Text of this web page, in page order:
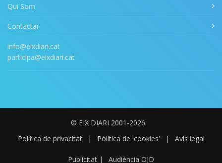
Qui Som
Contactar
info@eixdiari.cat
participa@eixdiari.cat
© EIX DIARI 2001-2026.
Política de privacitat
| Pólitica de 'cookies' | Avís legal
Publicitat | Audiència OJD